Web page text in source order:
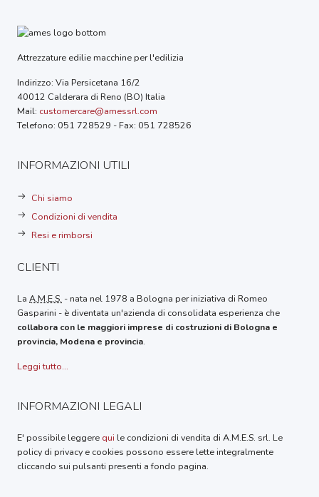
Attrezzature edilie macchine per l'edilizia
Indirizzo: Via Persicetana 16/2
40012 Calderara di Reno (BO) Italia
Mail: customercare@amessrl.com
Telefono: 051 728529 - Fax: 051 728526
INFORMAZIONI UTILI
Chi siamo
Condizioni di vendita
Resi e rimborsi
CLIENTI
La A.M.E.S. - nata nel 1978 a Bologna per iniziativa di Romeo
Gasparini - è diventata un'azienda di consolidata esperienza che
collabora con le maggiori imprese di costruzioni di Bologna e
provincia, Modena e provincia.
Leggi tutto...
INFORMAZIONI LEGALI
E' possibile leggere qui le condizioni di vendita di A.M.E.S. srl. Le
policy di privacy e cookies possono essere lette integralmente
cliccando sui pulsanti presenti a fondo pagina.